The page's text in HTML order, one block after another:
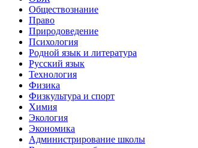
Обществознание
Право
Природоведение
Психология
Родной язык и литература
Русский язык
Технология
Физика
Физкультура и спорт
Химия
Экология
Экономика
Администрирование школы